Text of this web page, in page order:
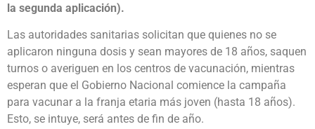
la segunda aplicación).
Las autoridades sanitarias solicitan que quienes no se
aplicaron ninguna dosis y sean mayores de 18 años, saquen
turnos o averiguen en los centros de vacunación, mientras
esperan que el Gobierno Nacional comience la campaña
para vacunar a la franja etaria más joven (hasta 18 años).
Esto, se intuye, será antes de fin de año.